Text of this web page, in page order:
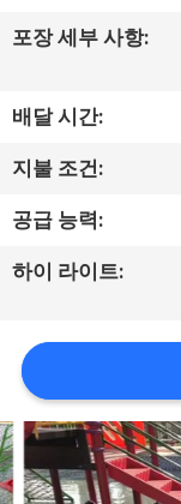
장
행
품
질
리
문
의
포장 세부 사항:
배달 시간:
지불 조건:
공급 능력:
하이 라이트: